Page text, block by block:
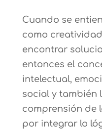
Cuando se
como
encontrar
entonces el
intelectual,
social y también
comprensión de
por integrar lo